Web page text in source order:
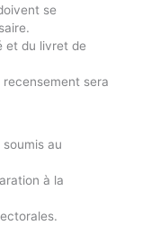
se
et du livret de
recensement sera
au
à la